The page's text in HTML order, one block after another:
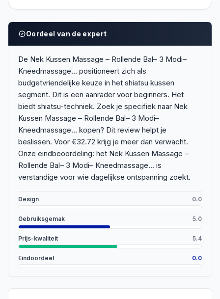
Oordeel van de expert
De Nek Kussen Massage – Rollende Bal– 3 Modi–
Kneedmassage... positioneert zich als
budgetvriendelijke keuze in het shiatsu kussen
segment. Dit is een aanrader voor beginners. Het
biedt shiatsu-techniek. Zoek je specifiek naar Nek
Kussen Massage – Rollende Bal– 3 Modi–
Kneedmassage... kopen? Dit review helpt je
beslissen. Voor €32.72 krijg je meer dan verwacht.
Onze eindbeoordeling: het Nek Kussen Massage –
Rollende Bal– 3 Modi– Kneedmassage... is
verstandige voor wie dagelijkse ontspanning zoekt.
Design 0.0
Gebruiksgemak 5.0
Prijs-kwaliteit 5.4
Eindoordeel 0.0